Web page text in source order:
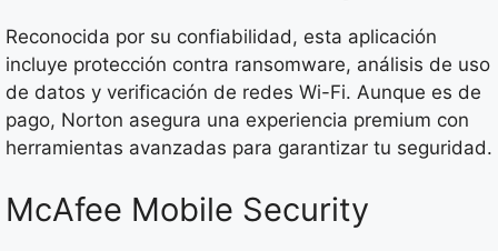
Reconocida por su confiabilidad, esta aplicación
incluye protección contra ransomware, análisis de uso
de datos y verificación de redes Wi-Fi. Aunque es de
pago, Norton asegura una experiencia premium con
herramientas avanzadas para garantizar tu seguridad.
McAfee Mobile Security